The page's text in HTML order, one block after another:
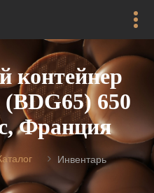
контейнер
650
Франция
Инвентарь